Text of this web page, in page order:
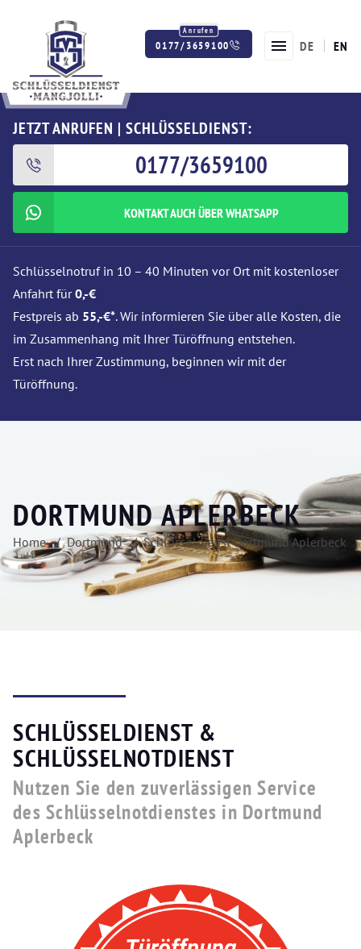
0177/3659100 DE EN
JETZT ANRUFEN | SCHLÜSSELDIENST:
0177/3659100
KONTAKT AUCH ÜBER WHATSAPP
Schlüsselnotruf in 10 – 40 Minuten vor Ort mit kostenloser
Anfahrt für0,-€
Festpreis ab 55,-€*. Wir informieren Sie über alle Kosten, die
im Zusammenhang mit Ihrer Türöffnung entstehen.
Erst nach Ihrer Zustimmung, beginnen wir mit der
Türöffnung.
DORTMUND APLERBECK
Home Dortmund Schlüsseldienst Dortmund Aplerbeck
SCHLÜSSELDIENST &
SCHLÜSSELNOTDIENST
Nutzen Sie den zuverlässigen Service
des Schlüsselnotdienstes in Dortmund
Aplerbeck